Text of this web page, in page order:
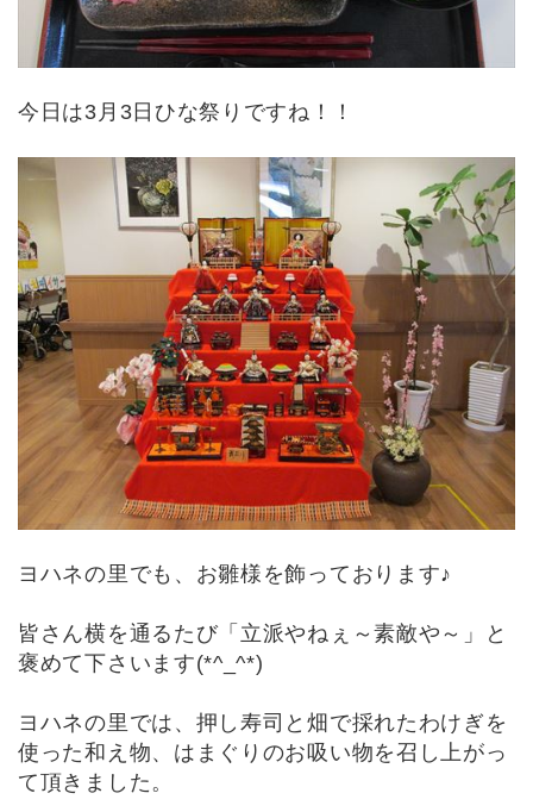
今日は3月3日ひな祭りですね！！
ヨハネの里でも、お雛様を飾っております♪
皆さん横を通るたび「立派やねぇ～素敵や～」と
褒めて下さいます(*^_^*)
ヨハネの里では、押し寿司と畑で採れたわけぎを
使った和え物、はまぐりのお吸い物を召し上がっ
て頂きました。